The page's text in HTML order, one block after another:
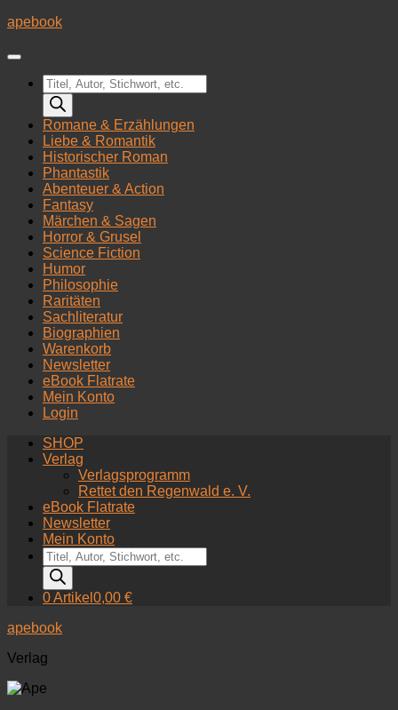
Zum
springen
apebook
Products
search
Romane & Erzählungen
Liebe & Romantik
Historischer Roman
Phantastik
Abenteuer & Action
Fantasy
Märchen & Sagen
Horror & Grusel
Science Fiction
Humor
Philosophie
Raritäten
Sachliteratur
Biographien
Warenkorb
Newsletter
eBook Flatrate
Mein Konto
Login
SHOP
Verlag
Verlagsprogramm
Rettet den Regenwald e. V.
eBook Flatrate
Newsletter
Mein Konto
Products
search
0 Artikel 0,00 €
apebook
Verlag